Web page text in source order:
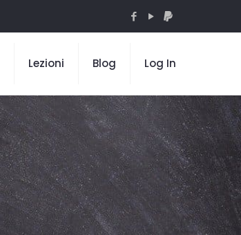
Lezioni Blog Log In